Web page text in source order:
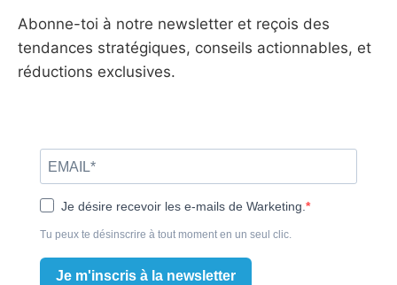
Abonne-toi à notre newsletter et reçois des
tendances stratégiques, conseils actionnables, et
réductions exclusives.
Je désire recevoir les e-mails de Warketing.
Tu peux te désinscrire à tout moment en un seul clic.
Je m'inscris à la newsletter